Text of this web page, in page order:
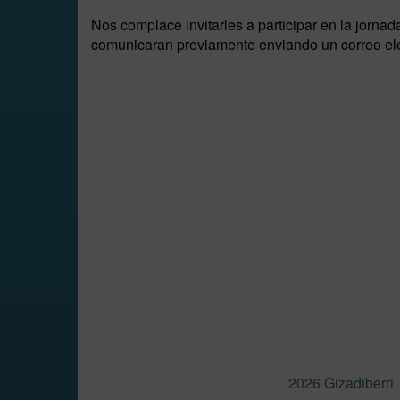
Nos complace invitarles a participar en la
comunicaran previamente enviando un correo
2026 Gizadiberri